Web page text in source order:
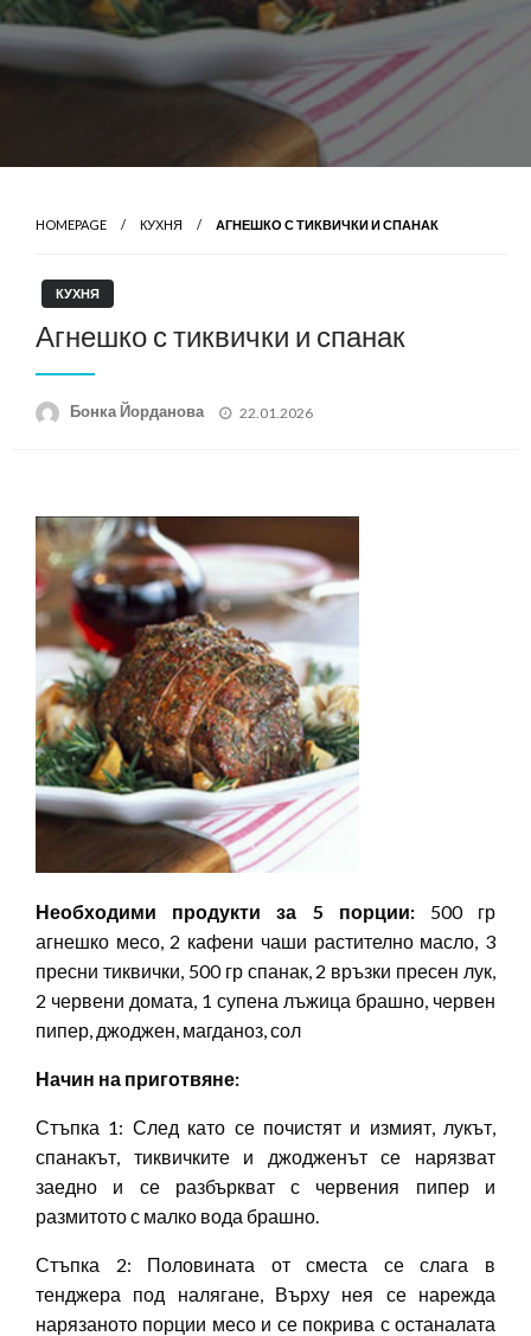
HOMEPAGE КУХНЯ АГНЕШКО С ТИКВИЧКИ И СПАНАК
КУХНЯ
Агнешко с тиквички и спанак
Бонка Йорданова
Posted
22.01.2026
Необходими продукти за 5 порции:500 гр
агнешко месо, 2 кафени чаши растително масло, 3
пресни тиквички, 500 гр спанак, 2 връзки пресен лук,
2 червени домата, 1 супена лъжица брашно, червен
пипер, джоджен, магданоз, сол
Начин на приготвяне:
Стъпка 1: След като се почистят и измият, лукът,
спанакът, тиквичките и джодженът се нарязват
заедно и се разбъркват с червения пипер и
размитото с малко вода брашно.
Стъпка 2: Половината от сместа се слага в
тенджера под налягане, Върху нея се нарежда
нарязаното порции месо и се покрива с останалата